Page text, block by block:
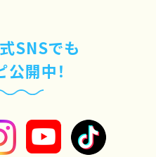
SNSでも
開中！